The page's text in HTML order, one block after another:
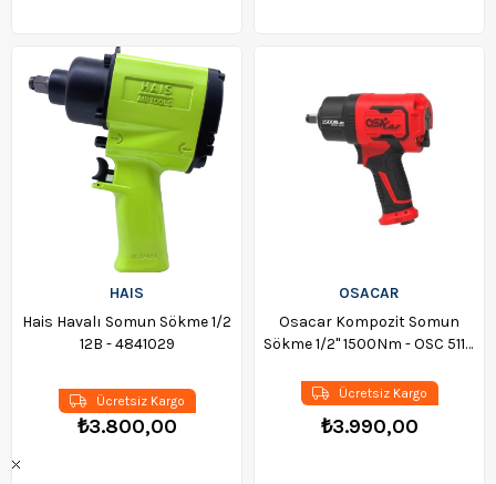
HAIS
Hais Havalı Somun Sökme 1/2
12B - 4841029
₺3.800,00
Ücretsiz Kargo
OSACAR
Osacar Kompozit Somun
Sökme 1/2'' 1500Nm - OSC 5113
₺3.990,00
Ücretsiz Kargo